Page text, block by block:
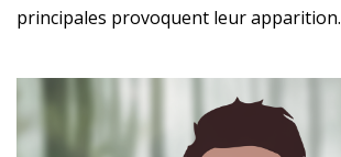
principales provoquent leur apparition.